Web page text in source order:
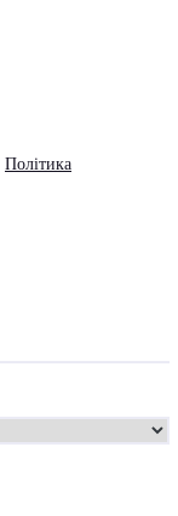
Політика